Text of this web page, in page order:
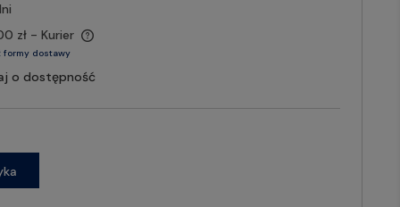
zł - Kurier
formy dostawy
o dostępność